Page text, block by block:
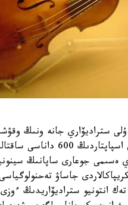
ستراديۆاري جانە ونىڭ
جاساعان مۋزىكالىق
ەسىمى جوعارى ساپانىڭ
جاساۋ
انتونيو ستراديۆاريدىڭ